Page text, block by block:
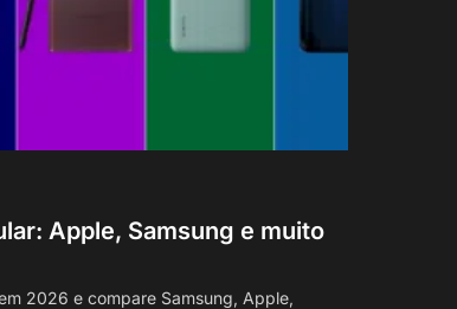
Apple, Samsung e muito
2026 e compare Samsung, Apple,